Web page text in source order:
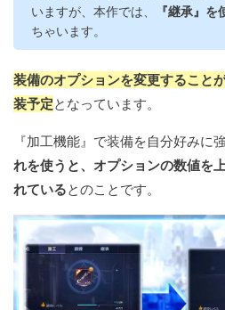
いますが、本作では、
『継承』
ちゃいます。
装備のオプションを変更すること
装予定となっています。
『加工機能』で装備を自分好みに
れを使うと、オプションの数値を
れているとのことです。